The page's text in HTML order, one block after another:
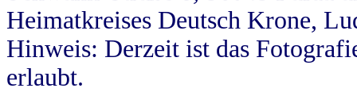
Heimatkreises Deutsch Krone,
Hinweis: Derzeit ist das
erlaubt.